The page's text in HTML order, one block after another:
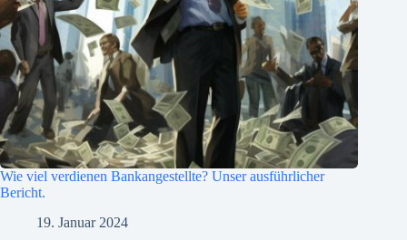
Wie viel verdienen Bankangestellte? Unser ausführlicher
Bericht.
19. Januar 2024